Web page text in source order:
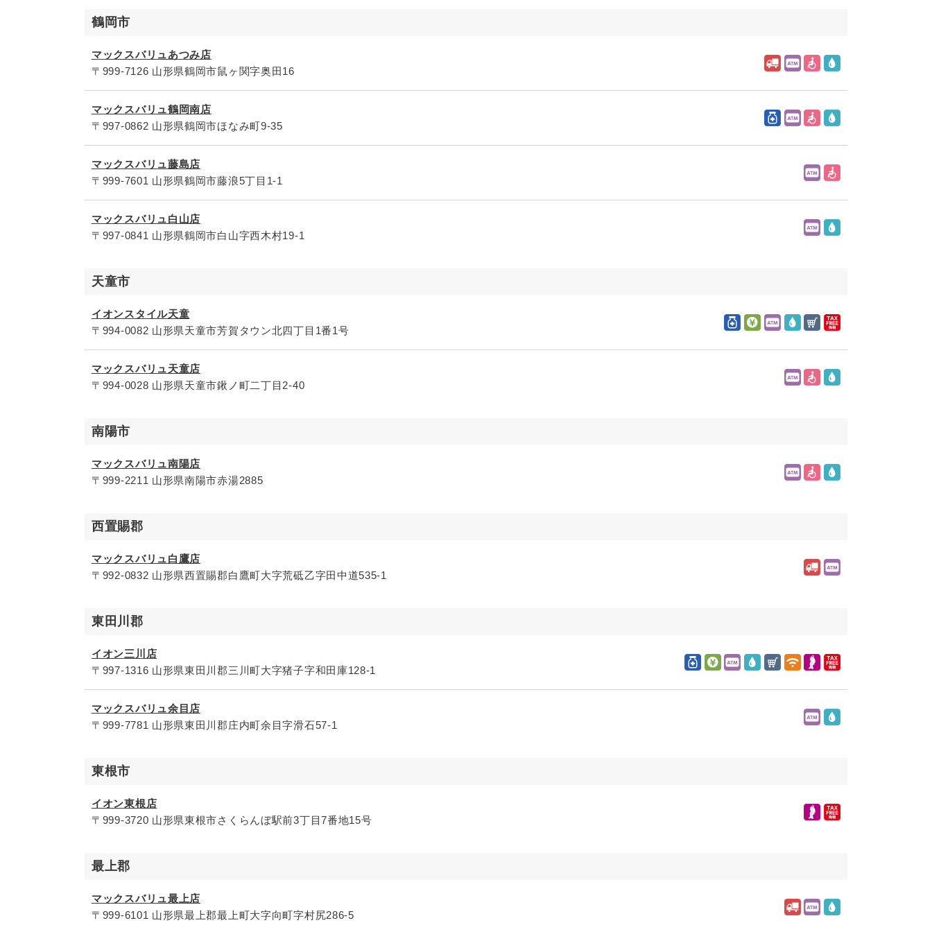
鶴岡市
マックスバリュあつみ店
〒999-7126 山形県鶴岡市鼠ヶ関字奥田16
マックスバリュ鶴岡南店
〒997-0862 山形県鶴岡市ほなみ町9-35
マックスバリュ藤島店
〒999-7601 山形県鶴岡市藤浪5丁目1-1
マックスバリュ白山店
〒997-0841 山形県鶴岡市白山字西木村19-1
天童市
イオンスタイル天童
〒994-0082 山形県天童市芳賀タウン北四丁目1番1号
マックスバリュ天童店
〒994-0028 山形県天童市鍬ノ町二丁目2-40
南陽市
マックスバリュ南陽店
〒999-2211 山形県南陽市赤湯2885
西置賜郡
マックスバリュ白鷹店
〒992-0832 山形県西置賜郡白鷹町大字荒砥乙字田中道535-1
東田川郡
イオン三川店
〒997-1316 山形県東田川郡三川町大字猪子字和田庫128-1
マックスバリュ余目店
〒999-7781 山形県東田川郡庄内町余目字滑石57-1
東根市
イオン東根店
〒999-3720 山形県東根市さくらんぼ駅前3丁目7番地15号
最上郡
マックスバリュ最上店
〒999-6101 山形県最上郡最上町大字向町字村尻286-5